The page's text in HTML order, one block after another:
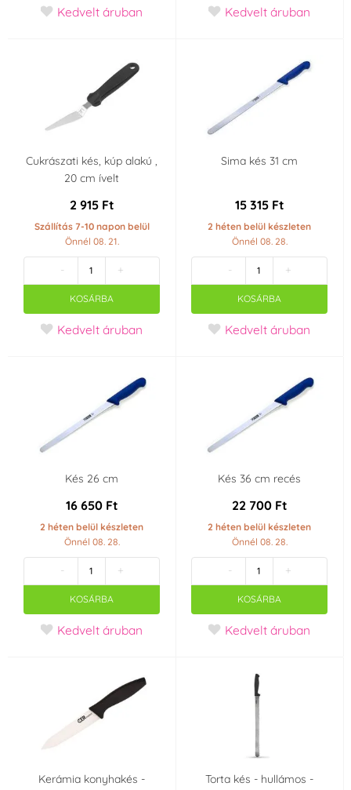
Kedvelt áruban Kedvelt áruban
Cukrászati ​​kés, kúp alakú ,
20 cm ívelt
2 915 Ft
Szállítás 7-10 napon belül
Önnél 08. 21.
- +
KOSÁRBA
Kedvelt áruban
Sima kés 31 cm
15 315 Ft
2 héten belül készleten
Önnél 08. 28.
- +
KOSÁRBA
Kedvelt áruban
Kés 26 cm
16 650 Ft
2 héten belül készleten
Önnél 08. 28.
- +
KOSÁRBA
Kedvelt áruban
Kés 36 cm recés
22 700 Ft
2 héten belül készleten
Önnél 08. 28.
- +
KOSÁRBA
Kedvelt áruban
Kerámia konyhakés -
Torta kés - hullámos -